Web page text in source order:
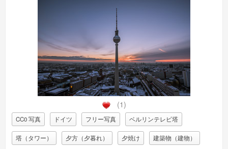
(1)
CC0 写真 ドイツ フリー写真 ベルリンテレビ塔
塔（タワー） 夕方（夕暮れ） 夕焼け 建築物（建物）